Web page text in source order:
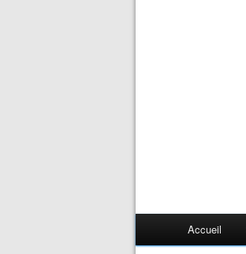
Accueil